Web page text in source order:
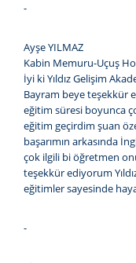
-
Ayşe YILMAZ
Kabin Memuru-Uçuş
İyi ki Yıldız Gelişim
Bayram beye teşekkür
eğitim süresi boyunca
eğitim geçirdim şuan
başarımın arkasında
çok ilgili bi öğretmen
teşekkür ediyorum
eğitimler sayesinde
-